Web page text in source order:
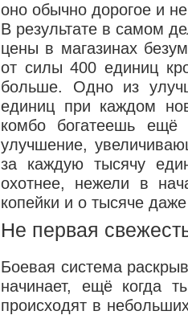
оно обычно дорогое и
В результате в самом
цены в магазинах
от силы 400 единиц
больше. Одно из
единиц при каждом
комбо богатеешь
улучшение,
за каждую тысячу
охотнее, нежели в
копейки и о тысяче
Не первая
Боевая система
начинает, ещё когда
происходят в